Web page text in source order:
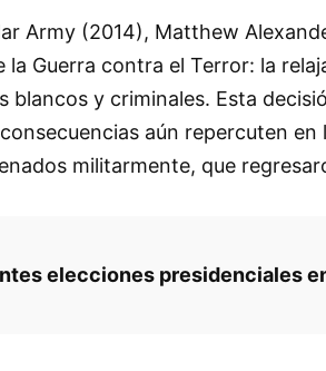
Army (2014), Matthew
la Guerra contra el Terror: la
blancos y criminales. Esta
aún repercuten
militarmente, que
elecciones presidenciales